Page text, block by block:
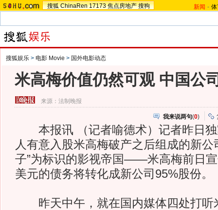
搜狐 ChinaRen 17173 焦点房地产 搜狗 新闻 -
搜狐娱乐 > 电影 Movie > 国外电影动态
米高梅价值仍然可观 中国公
来源：法制晚报
我来说两句(0)
本报讯 （记者喻德术）记者昨日独
人有意入股米高梅破产之后组成的新公
子”为标识的影视帝国——米高梅前日
美元的债务将转化成新公司95%股份。
昨天中午，就在国内媒体四处打听